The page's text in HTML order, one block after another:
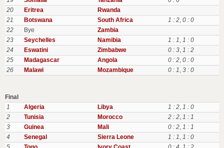
20
Eritrea
Rwanda
21
Botswana South Africa 1 : 2, 0 : 0
22
Bye
Zambia
23
Seychelles Namibia 1 : 1, 1 : 0
24
Eswatini Zimbabwe 0 : 3, 1 : 2
25
Madagascar Angola 0 : 2, 0 : 0
26
Malawi Mozambique 0 : 1, 3 : 0
Final
1
Algeria Libya 1 : 2, 1 : 0
2
Tunisia Morocco 2 : 2, 1 : 1
3
Guinea Mali 0 : 2, 1 : 1
4
Senegal Sierra Leone 1 : 1, 1 : 0